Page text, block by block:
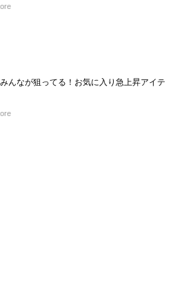
みんなが狙ってる！お気に入り急上昇アイテ